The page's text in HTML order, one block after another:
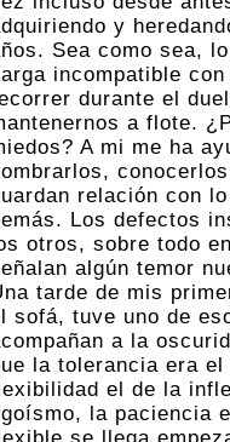
y
Sea como sea,
incompatible
durante el
a flote.
A mi me ha
relación con
Los defectos
otros, sobre todo
algún temor
tarde de mis
sofá, tuve uno de
a la
la tolerancia era
el de la
la paciencia